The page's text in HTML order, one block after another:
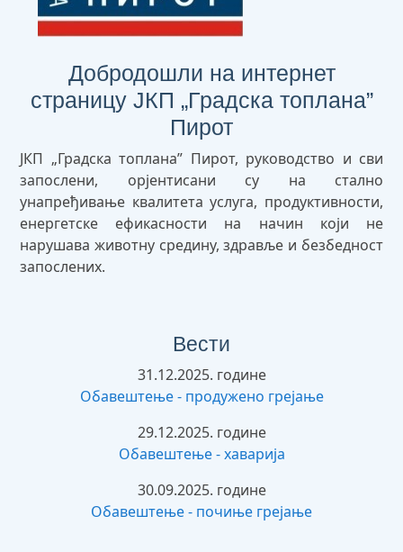
Добродошли на интернет
страницу ЈКП „Градска топлана”
Пирот
ЈКП „Градска топлана” Пирот, руководство и сви
запослени, орјентисани су на стално
унапређивање квалитета услуга, продуктивности,
енергетске ефикасности на начин који не
нарушава животну средину, здравље и безбедност
запослених.
Вести
31.12.2025. године
Обавештење - продужено грејање
29.12.2025. године
Обавештење - хаварија
30.09.2025. године
Обавештење - почиње грејање